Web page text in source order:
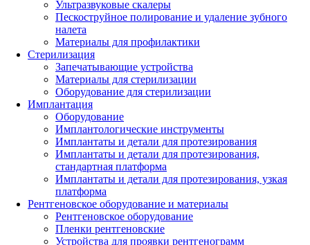
Ультразвуковые скалеры
Пескоструйное полирование и удаление зубного
налета
Материалы для профилактики
Стерилизация
Запечатывающие устройства
Материалы для стерилизации
Оборудование для стерилизации
Имплантация
Оборудование
Имплантологические инструменты
Имплантаты и детали для протезирования
Имплантаты и детали для протезирования,
стандартная платформа
Имплантаты и детали для протезирования, узкая
платформа
Рентгеновское оборудование и материалы
Рентгеновское оборудование
Пленки рентгеновские
Устройства для проявки рентгенограмм